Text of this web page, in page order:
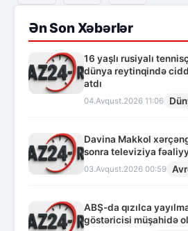
Ən Son Xəbərlər
16 yaşlı rusiyalı
dünya reytinqində
atdı
04.Avqust.2026 11:06
Davina Makkol
sonra televiziya
03.Avqust.2026 00:59
ABŞ-da qızılca
göstəricisi müşahidə